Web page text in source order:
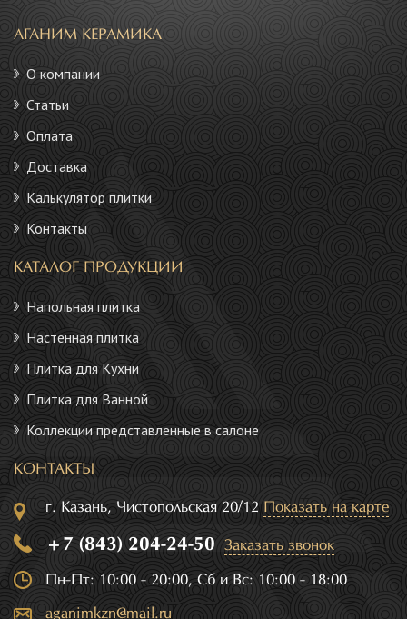
АГАНИМ КЕРАМИКА
О компании
Статьи
Оплата
Доставка
Калькулятор плитки
Контакты
КАТАЛОГ ПРОДУКЦИИ
Напольная плитка
Настенная плитка
Плитка для Кухни
Плитка для Ванной
Коллекции представленные в салоне
КОНТАКТЫ
г. Казань, Чистопольская 20/12 Показать на карте
+7 (843) 204-24-50 Заказать звонок
Пн-Пт: 10:00 - 20:00, Сб и Вс: 10:00 - 18:00
aganimkzn@mail.ru